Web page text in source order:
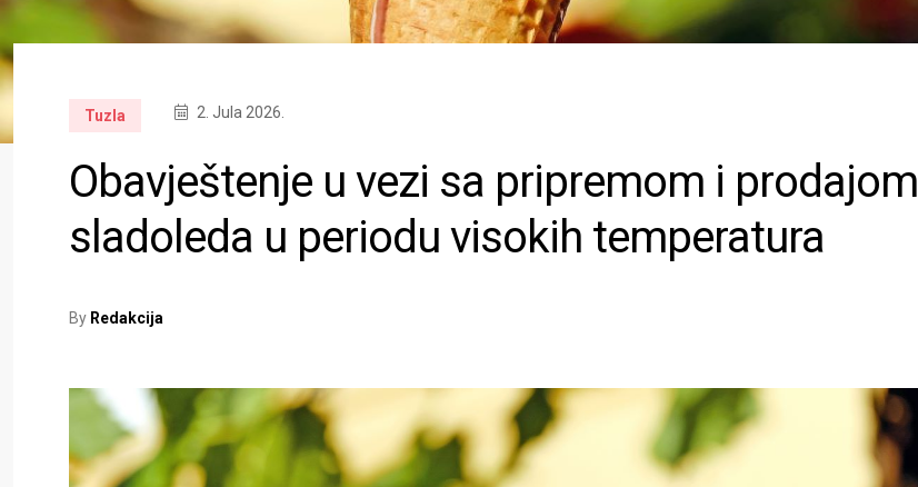
Tuzla 2. Jula 2026.
Obavještenje u vezi sa pripremom i prodajom
sladoleda u periodu visokih temperatura
By Redakcija